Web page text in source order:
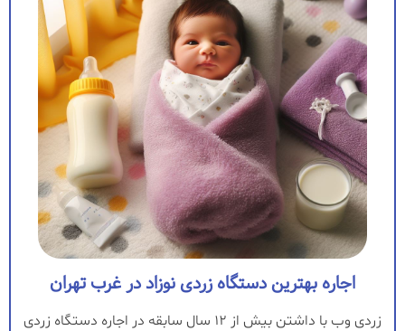
اجاره بهترین دستگاه زردی نوزاد در غرب تهران
زردی وب با داشتن بیش از 12 سال سابقه در اجاره دستگاه زردی